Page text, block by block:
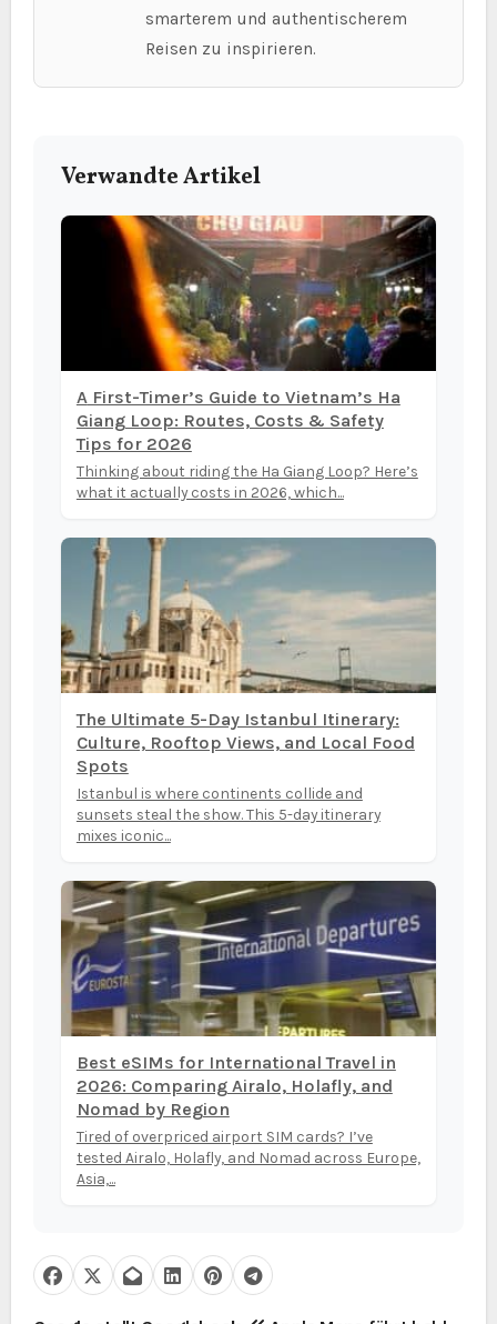
smarterem und authentischerem
Reisen zu inspirieren.
Verwandte Artikel
A First-Timer’s Guide to Vietnam’s Ha
Giang Loop: Routes, Costs & Safety
Tips for 2026
Thinking about riding the Ha Giang Loop? Here’s
what it actually costs in 2026, which...
The Ultimate 5-Day Istanbul Itinerary:
Culture, Rooftop Views, and Local Food
Spots
Istanbul is where continents collide and
sunsets steal the show. This 5-day itinerary
mixes iconic...
Best eSIMs for International Travel in
2026: Comparing Airalo, Holafly, and
Nomad by Region
Tired of overpriced airport SIM cards? I’ve
tested Airalo, Holafly, and Nomad across Europe,
Asia,...